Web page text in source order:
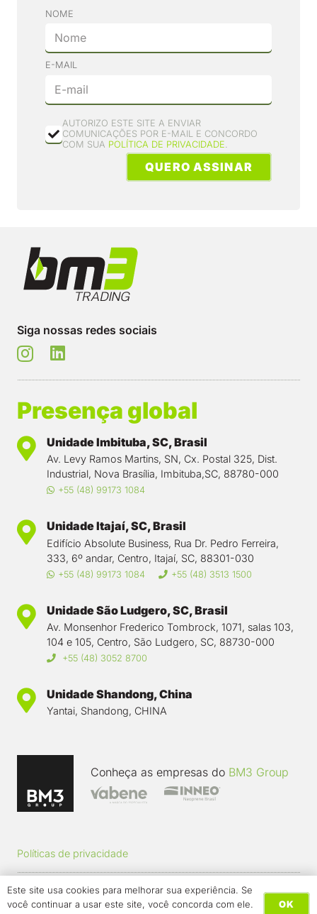
NOME
E-MAIL
AUTORIZO ESTE SITE A ENVIAR
COMUNICAÇÕES POR E-MAIL E CONCORDO
COM SUA POLÍTICA DE PRIVACIDADE.
QUERO ASSINAR
Siga nossas redes sociais
Presença global
Unidade Imbituba, SC, Brasil
Av. Levy Ramos Martins, SN, Cx. Postal 325, Dist.
Industrial, Nova Brasília, Imbituba,SC, 88780-000
+55 (48) 99173 1084
Unidade Itajaí, SC, Brasil
Edifício Absolute Business, Rua Dr. Pedro Ferreira,
333, 6º andar, Centro, Itajaí, SC, 88301-030
+55 (48) 99173 1084 +55 (48) 3513 1500
Unidade São Ludgero, SC, Brasil
Av. Monsenhor Frederico Tombrock, 1071, salas 103,
104 e 105, Centro, São Ludgero, SC, 88730-000
+55 (48) 3052 8700
Unidade Shandong, China
Yantai, Shandong, CHINA
Conheça as empresas do BM3 Group
Políticas de privacidade
Trabalhe conosco
WHATSAPP
Este site usa cookies para melhorar sua experiência. Se
você continuar a usar este site, você concorda com ele.
OK